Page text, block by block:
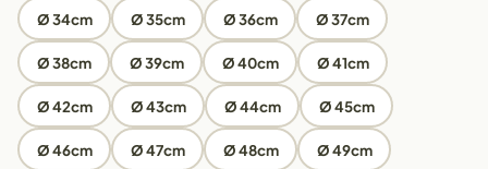
Ø 34cm Ø 35cm Ø 36cm Ø 37cm
Ø 38cm Ø 39cm Ø 40cm Ø 41cm
Ø 42cm Ø 43cm Ø 44cm Ø 45cm
Ø 46cm Ø 47cm Ø 48cm Ø 49cm